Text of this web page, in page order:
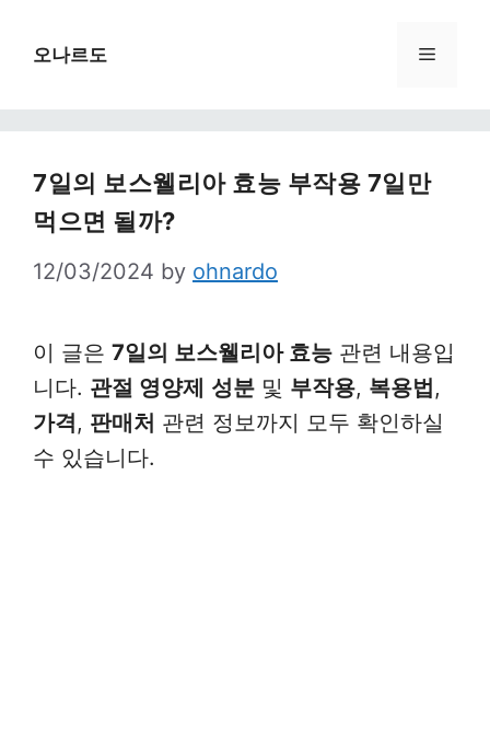
오나르도 Menu
7일의 보스웰리아 효능 부작용 7일만
먹으면 될까?
12/03/2024 by ohnardo
이 글은 7일의 보스웰리아 효능 관련 내용입
니다. 관절 영양제 성분 및 부작용, 복용법,
가격, 판매처 관련 정보까지 모두 확인하실
수 있습니다.